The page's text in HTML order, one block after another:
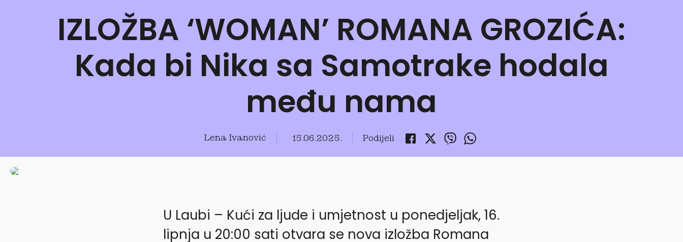
IZLOŽBA ‘WOMAN’ ROMANA GROZIĆA:
Kada bi Nika sa Samotrake hodala
među nama
Lena Ivanović 15.06.2025. Podijeli
U Laubi – Kući za ljude i umjetnost u ponedjeljak, 16.
lipnja u 20:00 sati otvara se nova izložba Romana